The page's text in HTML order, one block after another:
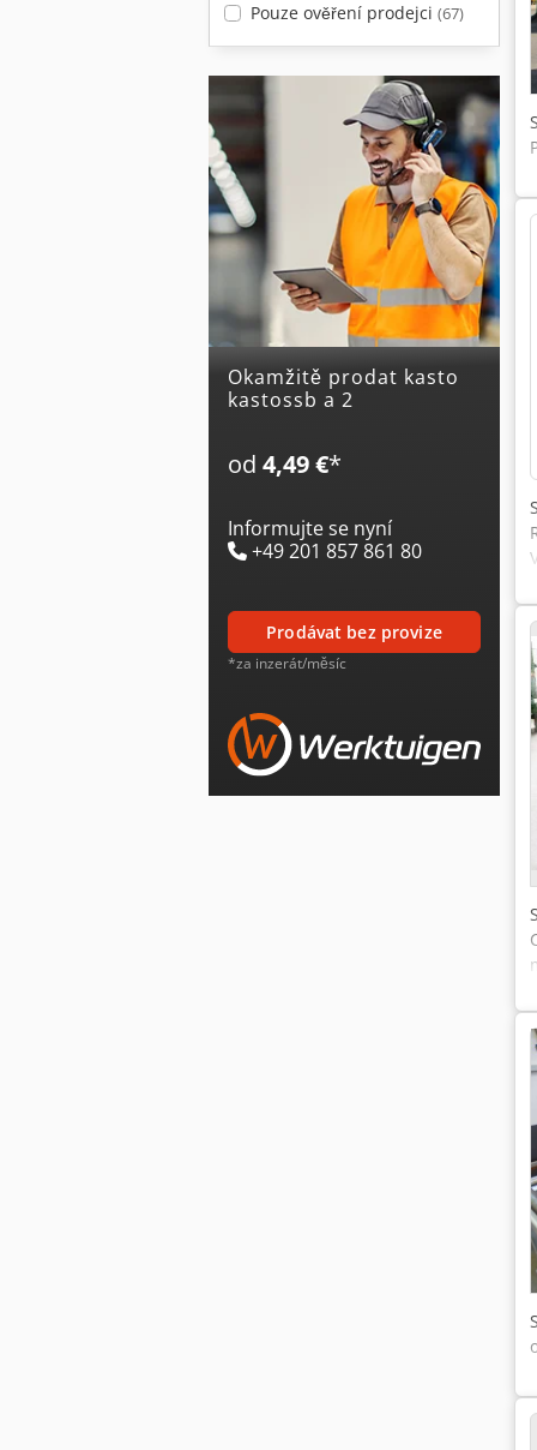
Pouze ověření prodejci (67)
Okamžitě prodat kasto
kastossb a 2
od 4,49 €*
Informujte se nyní
+49 201 857 861 80
prodávat bez provize
*za inzerát/měsíc